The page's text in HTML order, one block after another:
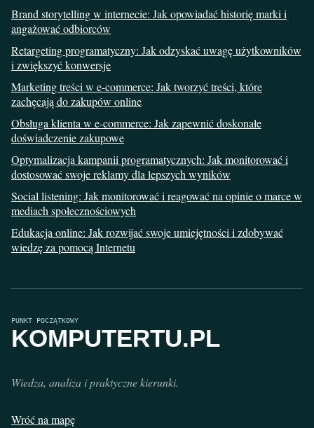
Brand storytelling w internecie: Jak opowiadać historię marki i
angażować odbiorców
Retargeting programatyczny: Jak odzyskać uwagę użytkowników
i zwiększyć konwersje
Marketing treści w e-commerce: Jak tworzyć treści, które
zachęcają do zakupów online
Obsługa klienta w e-commerce: Jak zapewnić doskonałe
doświadczenie zakupowe
Optymalizacja kampanii programatycznych: Jak monitorować i
dostosować swoje reklamy dla lepszych wyników
Social listening: Jak monitorować i reagować na opinie o marce w
mediach społecznościowych
Edukacja online: Jak rozwijać swoje umiejętności i zdobywać
wiedzę za pomocą Internetu
PUNKT POCZĄTKOWY
KOMPUTERTU.PL
Wiedza, analiza i praktyczne kierunki.
Wróć na mapę